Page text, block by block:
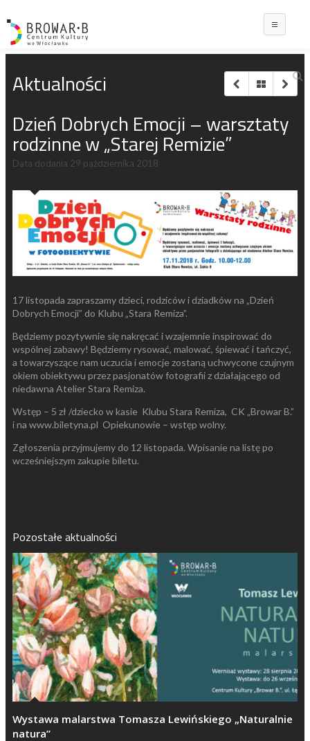
Aktualności
Dzień Dobrych Emocji – warsztaty
rodzinne w „Starej Remizie”
Data dodania 29 października 2018
17 listopada zapraszamy dzieci, rodziców i dziadków na „Dzień
Dobrych Emocji” do Klubu „Stara Remiza”.
Będziemy pozytywnie się nakręcać i wzajemnie inspirować do
wspólnej zabawy! Będziemy rysować, malować, śpiewać i tańczyć,
a towarzyszące nam uczucia i emocje zostaną uchwycone czujnym
okiem obiektywu przez pasjonatów fotografii z działającego od
niedawna Atelier Stara Remiza.
Wstęp – 5 zł /dziecko w kasie Klubu Stara Remiza, CK „Browar B.”
i na www.biletyna.pl Opiekunowie – wstęp wolny.
Zgłoszenia przyjmujemy do 12 listopada. Wpisanie na listę po
wcześniejszym zakupie biletu.
Pozostałe aktualności
Wystawa malarstwa Tomasza Lewińskiego „Naturalnie
natura”